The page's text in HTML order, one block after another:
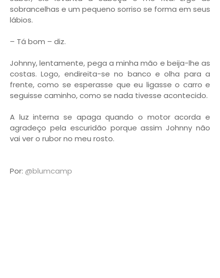
sobrancelhas e um pequeno sorriso se forma em seus
lábios.
– Tá bom – diz.
Johnny, lentamente, pega a minha mão e beija-lhe as
costas. Logo, endireita-se no banco e olha para a
frente, como se esperasse que eu ligasse o carro e
seguisse caminho, como se nada tivesse acontecido.
A luz interna se apaga quando o motor acorda e
agradeço pela escuridão porque assim Johnny não
vai ver o rubor no meu rosto.
Por: @blumcamp